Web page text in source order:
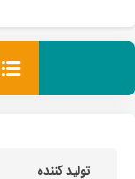
تولید کننده